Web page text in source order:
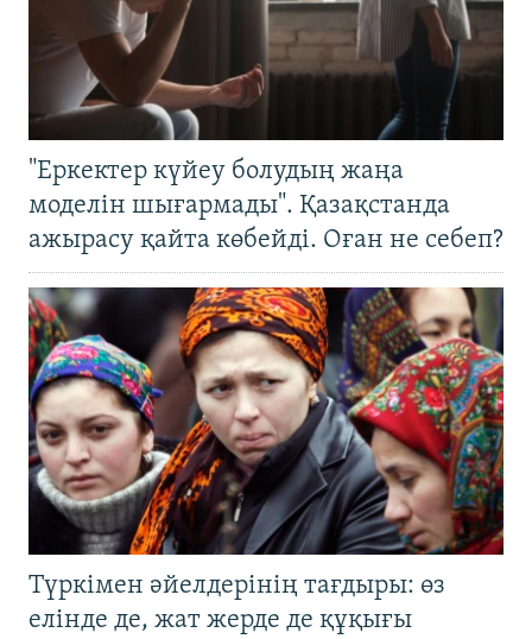
"Еркектер күйеу болудың жаңа
моделін шығармады". Қазақстанда
ажырасу қайта көбейді. Оған не себеп?
Түркімен әйелдерінің тағдыры: өз
елінде де, жат жерде де құқығы